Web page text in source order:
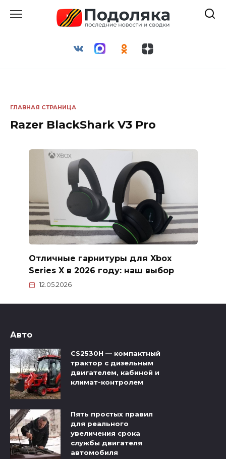
ГЛАВНАЯ СТРАНИЦА
Razer BlackShark V3 Pro
Отличные гарнитуры для Xbox
Series X в 2026 году: наш выбор
12.05.2026
Авто
CS2530H — компактный
трактор с дизельным
двигателем, кабиной и
климат-контролем
Пять простых правил
для реального
увеличения срока
службы двигателя
автомобиля